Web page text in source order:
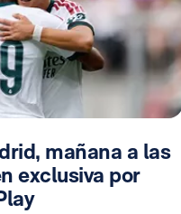
mañana a las
exclusiva por